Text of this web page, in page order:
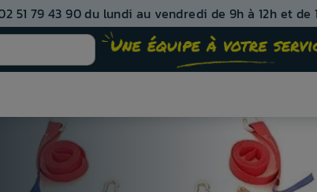
79 43 90 du lundi au vendredi de 9h à 12h et de